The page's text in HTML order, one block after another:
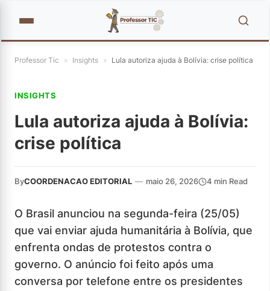
Professor Tic » Insights » Lula autoriza ajuda à Bolívia: crise política
INSIGHTS
Lula autoriza ajuda à Bolívia:
crise política
ByCOORDENACAO EDITORIAL — maio 26, 2026 4 min Read
O Brasil anunciou na segunda-feira (25/05)
que vai enviar ajuda humanitária à Bolívia, que
enfrenta ondas de protestos contra o
governo. O anúncio foi feito após uma
conversa por telefone entre os presidentes